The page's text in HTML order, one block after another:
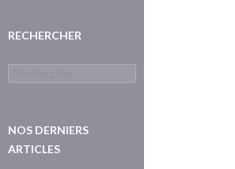
RECHERCHER
NOS DERNIERS
ARTICLES